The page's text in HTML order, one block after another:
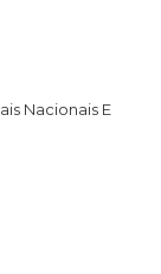
Nacionais E